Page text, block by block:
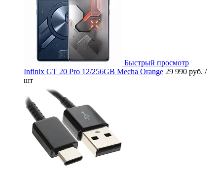
Быстрый просмотр
Infinix GT 20 Pro 12/256GB Mecha Orange 29 990 руб. /
шт